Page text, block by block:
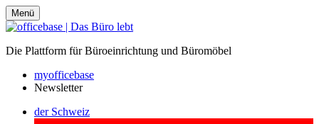
Menü
Die Plattform für Büroeinrichtung und Büromöbel
myofficebase
Newsletter
der Schweiz